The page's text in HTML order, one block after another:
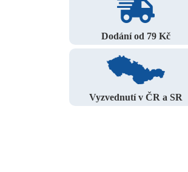
Dodání od 79 Kč
Vyzvednutí v ČR a SR